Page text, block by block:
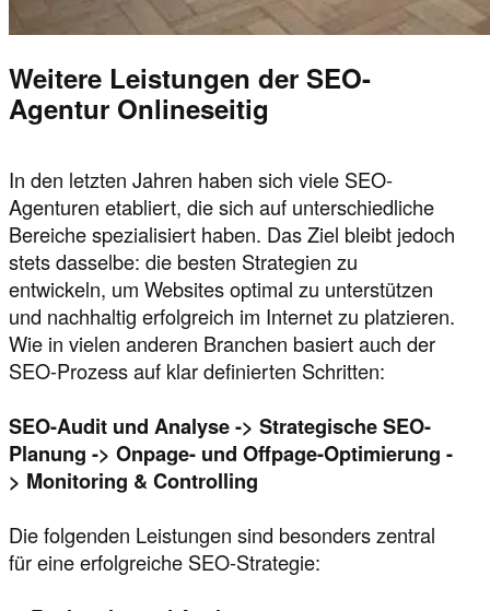
Weitere Leistungen der SEO-
Agentur Onlineseitig
In den letzten Jahren haben sich viele SEO-
Agenturen etabliert, die sich auf unterschiedliche
Bereiche spezialisiert haben. Das Ziel bleibt jedoch
stets dasselbe: die besten Strategien zu
entwickeln, um Websites optimal zu unterstützen
und nachhaltig erfolgreich im Internet zu platzieren.
Wie in vielen anderen Branchen basiert auch der
SEO-Prozess auf klar definierten Schritten:
SEO-Audit und Analyse -> Strategische SEO-
Planung -> Onpage- und Offpage-Optimierung -
> Monitoring & Controlling
Die folgenden Leistungen sind besonders zentral
für eine erfolgreiche SEO-Strategie: